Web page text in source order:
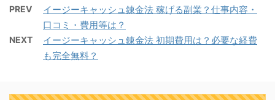
が、今回イージーキャッ
シュ錬金法のLINE登録を
やってみて確かめてみた
ので検証してみた結果を
場合には上記の「内容」
す。 わずかな期間で月収
なっていて、ノウハウを
だと考えられます。 こん
完全無料提供 イージーキ
ャッシュ錬金法は完全無
料提供の副業ということ
は公式サイトにも大きく
PREV
イージーキャッシュ錬金法 稼げる副業？仕事内容・
口コミ・費用等は？
NEXT
イージーキャッシュ錬金法 初期費用は？必要な経費
も完全無料？